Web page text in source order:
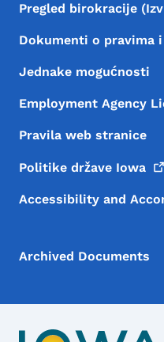
Pregled birokracije
Dokumenti o pravima
Jednake mogućnosti
Employment Agency
Pravila web stranice
Politike države Iowa
Accessibility and
Archived Documents